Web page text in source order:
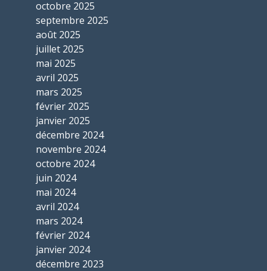
octobre 2025
septembre 2025
août 2025
juillet 2025
mai 2025
avril 2025
mars 2025
février 2025
janvier 2025
décembre 2024
novembre 2024
octobre 2024
juin 2024
mai 2024
avril 2024
mars 2024
février 2024
janvier 2024
décembre 2023